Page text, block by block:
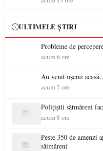
ULTIMELE ȘTIRI
Probleme de
acum 6 ore
Au venit oșenii
acum 7 ore
acum 8 ore
Peste 350 de amenzi
sătmăreni